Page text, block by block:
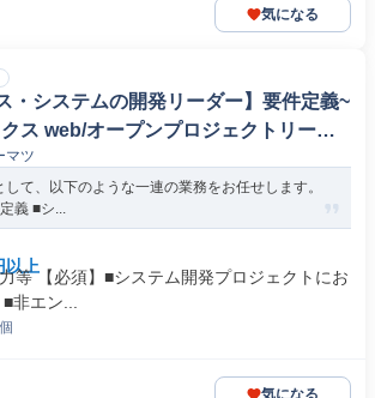
気になる
・システムの開発リーダー】要件定義~
ス web/オープンプロジェクトリーダ
マツ
て、以下のような一連の業務をお任せします。
義 ■シ...
以上
等 【必須】■システム開発プロジェクトにお
非エン...
気になる